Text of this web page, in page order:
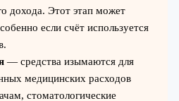
дохода. Этот этап может
если счёт используется
— средства изымаются для
медицинских расходов
стоматологические